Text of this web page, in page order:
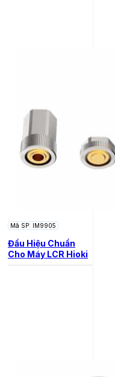
Mã SP: IM9905
Đầu Hiệu Chuẩn
Cho Máy LCR Hioki